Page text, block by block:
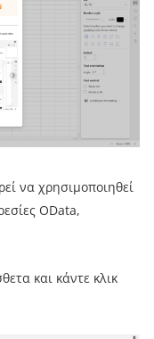
να χρησιμοποιηθεί
OData,
και κάντε κλικ